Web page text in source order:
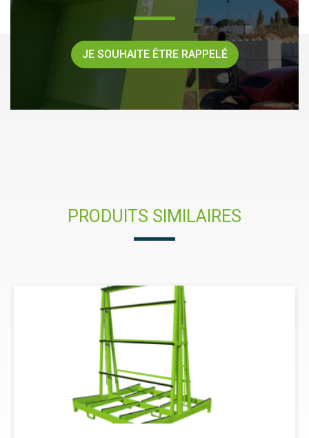
JE SOUHAITE ÊTRE RAPPELÉ
PRODUITS SIMILAIRES